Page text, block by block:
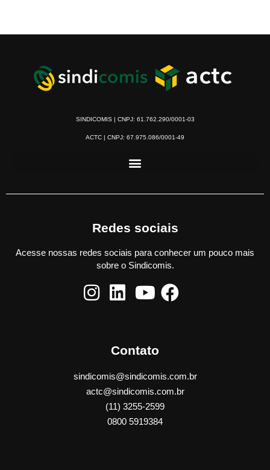
SINDICOMIS | CNPJ: 61.762.290/0001-03
ACTC | CNPJ: 67.975.086/0001-49
Redes sociais
Acesse nossas redes sociais para conhecer um pouco mais
sobre o Sindicomis.
Contato
sindicomis@sindicomis.com.br
actc@sindicomis.com.br
(11) 3255-2599
0800 5919384